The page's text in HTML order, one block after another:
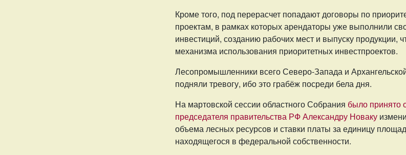
Кроме того, под перерасчет попадают договоры по
проектам, в рамках которых арендаторы уже выполнили
инвестиций, созданию рабочих мест и выпуску продукции,
механизма использования приоритетных инвестпроектов.
Лесопромышленники всего Северо-Запада и
подняли тревогу, ибо это грабёж посреди бела дня.
На мартовской сессии областного Собрания было принято
председателя правительства РФ Александру Новаку
объема лесных ресурсов и ставки платы за единицу
находящегося в федеральной собственности.